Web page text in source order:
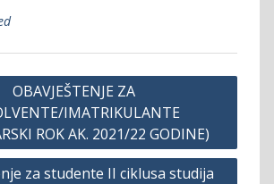
OBAVJEŠTENJE ZA
IMATRIKULANTE
ROK AK. 2021/22 GODINE)
za studente II ciklusa studija